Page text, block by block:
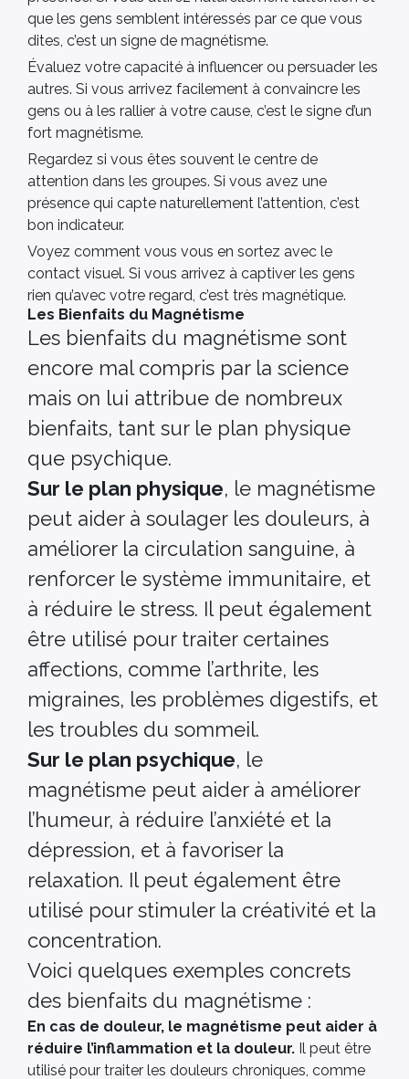
que les gens semblent intéressés par ce que vous
dites, c’est un signe de magnétisme.
Évaluez votre capacité à influencer ou persuader les
autres. Si vous arrivez facilement à convaincre les
gens ou à les rallier à votre cause, c’est le signe d’un
fort magnétisme.
Regardez si vous êtes souvent le centre de
attention dans les groupes. Si vous avez une
présence qui capte naturellement l’attention, c’est
bon indicateur.
Voyez comment vous vous en sortez avec le
contact visuel. Si vous arrivez à captiver les gens
rien qu’avec votre regard, c’est très magnétique.
Les Bienfaits du Magnétisme
Les bienfaits du magnétisme sont
encore mal compris par la science
mais on lui attribue de nombreux
bienfaits, tant sur le plan physique
que psychique.
Sur le plan physique, le magnétisme
peut aider à soulager les douleurs, à
améliorer la circulation sanguine, à
renforcer le système immunitaire, et
à réduire le stress. Il peut également
être utilisé pour traiter certaines
affections, comme l’arthrite, les
migraines, les problèmes digestifs, et
les troubles du sommeil.
Sur le plan psychique, le
magnétisme peut aider à améliorer
l’humeur, à réduire l’anxiété et la
dépression, et à favoriser la
relaxation. Il peut également être
utilisé pour stimuler la créativité et la
concentration.
Voici quelques exemples concrets
des bienfaits du magnétisme :
En cas de douleur, le magnétisme peut aider à
réduire l’inflammation et la douleur. Il peut être
utilisé pour traiter les douleurs chroniques, comme